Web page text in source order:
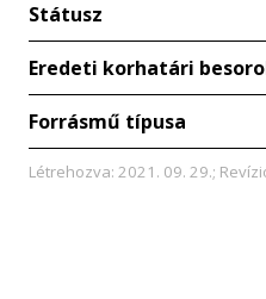
Státusz
Eredeti korhatári
Forrásmű típusa
Létrehozva: 2021. 09. 29.;